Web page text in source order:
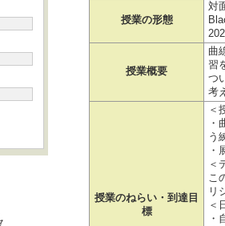
授業の形態
対
授業概要
曲
習
つ
考
授業のねらい・到達目
標
＜
・
う
・
＜
こ
リ
＜
・